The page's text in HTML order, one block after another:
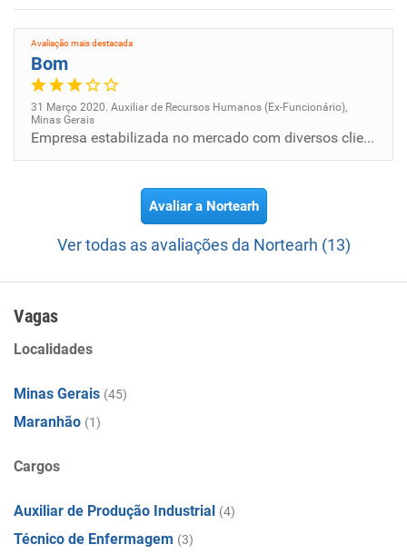
Avaliação mais destacada
Bom
31 Março 2020. Auxiliar de Recursos Humanos (Ex-Funcionário),
Minas Gerais
Empresa estabilizada no mercado com diversos clientes.
Avaliar a Nortearh
Ver todas as avaliações da Nortearh (13)
Vagas
Localidades
Minas Gerais (45)
Maranhão (1)
Cargos
Auxiliar de Produção Industrial (4)
Técnico de Enfermagem (3)